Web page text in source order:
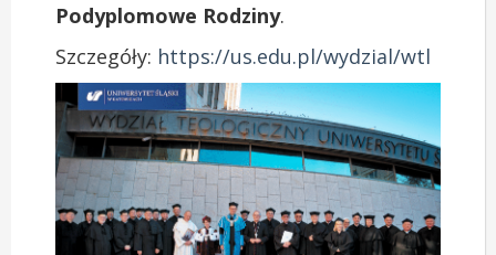
Podyplomowe Rodziny.
Szczegóły: https://us.edu.pl/wydzial/wtl